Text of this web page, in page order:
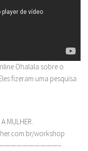
Ohalala sobre o
fizeram uma pesquisa
MULHER.
workshop